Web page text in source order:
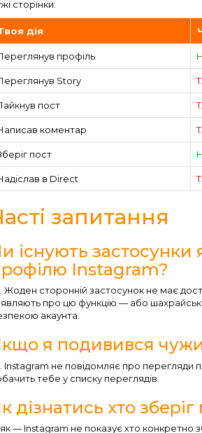
сторінки:
дія
профіль
Story
пост
коментар
пост
в Direct
запитання
існують застосунки
Instagram?
Жоден сторонній застосунок не має
про цю функцію — або
акаунта.
я подивився
Instagram не повідомляє про
тебе у списку переглядів.
дізнатись хто зберіг
— Instagram не показує хто конкретно